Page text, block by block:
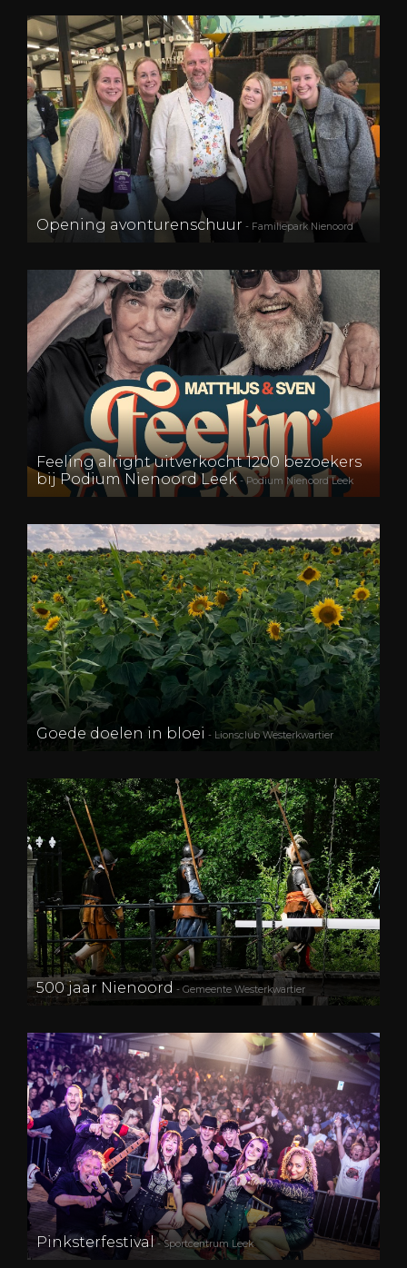
Opening avonturenschuur - Familiepark Nienoord
Feeling alright uitverkocht 1200 bezoekers
bij Podium Nienoord Leek- Podium Nienoord Leek
Goede doelen in bloei - Lionsclub Westerkwartier
500 jaar Nienoord - Gemeente Westerkwartier
Pinksterfestival- Sportcentrum Leek